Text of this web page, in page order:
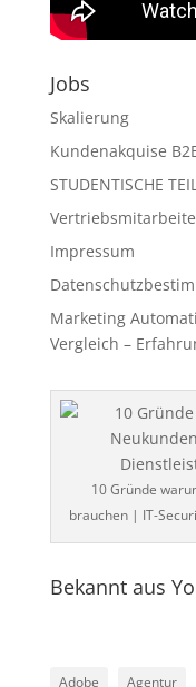
Jobs
Skalierung
Kundenakquise
STUDENTISCHE
Impressum
Marketing
Vergleich –
10 Gründe
brauchen | IT-
Bekannt aus
Adobe Agentur